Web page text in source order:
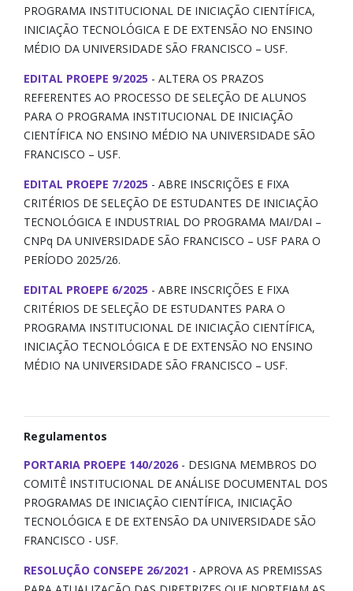
PROGRAMA INSTITUCIONAL DE INICIAÇÃO CIENTÍFICA,
INICIAÇÃO TECNOLÓGICA E DE EXTENSÃO NO ENSINO
MÉDIO DA UNIVERSIDADE SÃO FRANCISCO – USF.
EDITAL PROEPE 9/2025 - ALTERA OS PRAZOS
REFERENTES AO PROCESSO DE SELEÇÃO DE ALUNOS
PARA O PROGRAMA INSTITUCIONAL DE INICIAÇÃO
CIENTÍFICA NO ENSINO MÉDIO NA UNIVERSIDADE SÃO
FRANCISCO – USF.
EDITAL PROEPE 7/2025 - ABRE INSCRIÇÕES E FIXA
CRITÉRIOS DE SELEÇÃO DE ESTUDANTES DE INICIAÇÃO
TECNOLÓGICA E INDUSTRIAL DO PROGRAMA MAI/DAI –
CNPq DA UNIVERSIDADE SÃO FRANCISCO – USF PARA O
PERÍODO 2025/26.
EDITAL PROEPE 6/2025 - ABRE INSCRIÇÕES E FIXA
CRITÉRIOS DE SELEÇÃO DE ESTUDANTES PARA O
PROGRAMA INSTITUCIONAL DE INICIAÇÃO CIENTÍFICA,
INICIAÇÃO TECNOLÓGICA E DE EXTENSÃO NO ENSINO
MÉDIO NA UNIVERSIDADE SÃO FRANCISCO – USF.
Regulamentos
PORTARIA PROEPE 140/2026 - DESIGNA MEMBROS DO
COMITÊ INSTITUCIONAL DE ANÁLISE DOCUMENTAL DOS
PROGRAMAS DE INICIAÇÃO CIENTÍFICA, INICIAÇÃO
TECNOLÓGICA E DE EXTENSÃO DA UNIVERSIDADE SÃO
FRANCISCO - USF.
RESOLUÇÃO CONSEPE 26/2021 - APROVA AS PREMISSAS